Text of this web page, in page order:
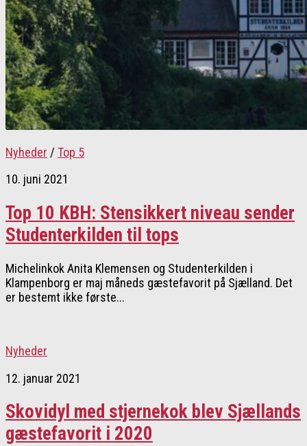
Nyheder / Top 5
10. juni 2021
Top 10 KBH: Stensikkert niveau sender
Studenterkilden til tops
Michelinkok Anita Klemensen og Studenterkilden i
Klampenborg er maj måneds gæstefavorit på Sjælland. Det
er bestemt ikke første...
Nyheder
12. januar 2021
Skovidyl med stjernekok blev Sjællands
gæstefavorit i 2020